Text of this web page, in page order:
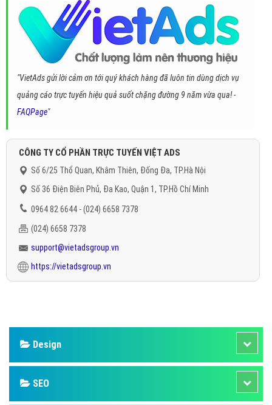
"VietAds gửi lời cảm ơn tới quý khách hàng đã luôn tin dùng dịch vụ
quảng cáo trực tuyến hiệu quả suốt chặng đường 9 năm vừa qua! -
FAQPage"
CÔNG TY CỔ PHẦN TRỰC TUYẾN VIỆT ADS
Số 6/25 Thổ Quan, Khâm Thiên, Đống Đa, TP.Hà Nội
Số 36 Điện Biên Phủ, Đa Kao, Quận 1, TP.Hồ Chí Minh
0964 82 6644 - (024) 6658 7378
(024) 6658 7378
support@vietadsgroup.vn
https://vietadsgroup.vn
Design
SEO